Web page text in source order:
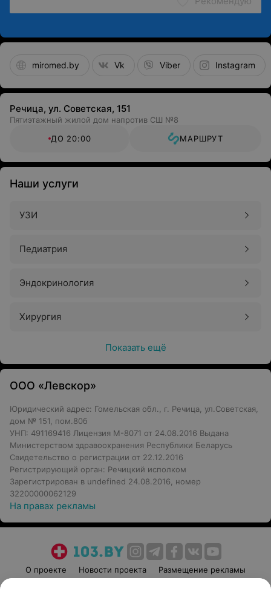
miromed.by Vk Viber Instagram
Речица, ул. Советская, 151
Пятиэтажный жилой дом напротив СШ №8
ДО 20:00
МАРШРУТ
Наши услуги
УЗИ
Педиатрия
Эндокринология
Хирургия
Показать ещё
ООО «Левскор»
Юридический адрес: Гомельская обл., г. Речица, ул.Советская,
дом № 151, пом.80б
УНП: 491169416 Лицензия М-8071 от 24.08.2016 Выдана
Министерством здравоохранения Республики Беларусь
Свидетельство о регистрации от 22.12.2016
Регистрирующий орган: Речицкий исполком
Зарегистрирован в undefined 24.08.2016, номер
32200000062129
На правах рекламы
О проекте Новости проекта
Размещение рекламы